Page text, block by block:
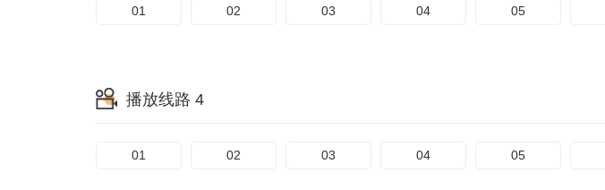
01 02 03 04 05
播放线路 4
01 02 03 04 05